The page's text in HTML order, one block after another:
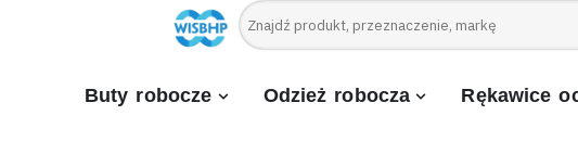
Buty robocze Odzież robocza Rękawice